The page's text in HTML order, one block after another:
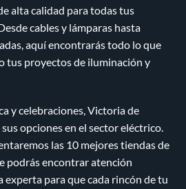
alta calidad para todas tus
cables y lámparas hasta
aquí encontrarás todo lo que
tus proyectos de iluminación y
y celebraciones, Victoria de
opciones en el sector eléctrico.
las 10 mejores tiendas de
podrás encontrar atención
experta para que cada rincón de tu